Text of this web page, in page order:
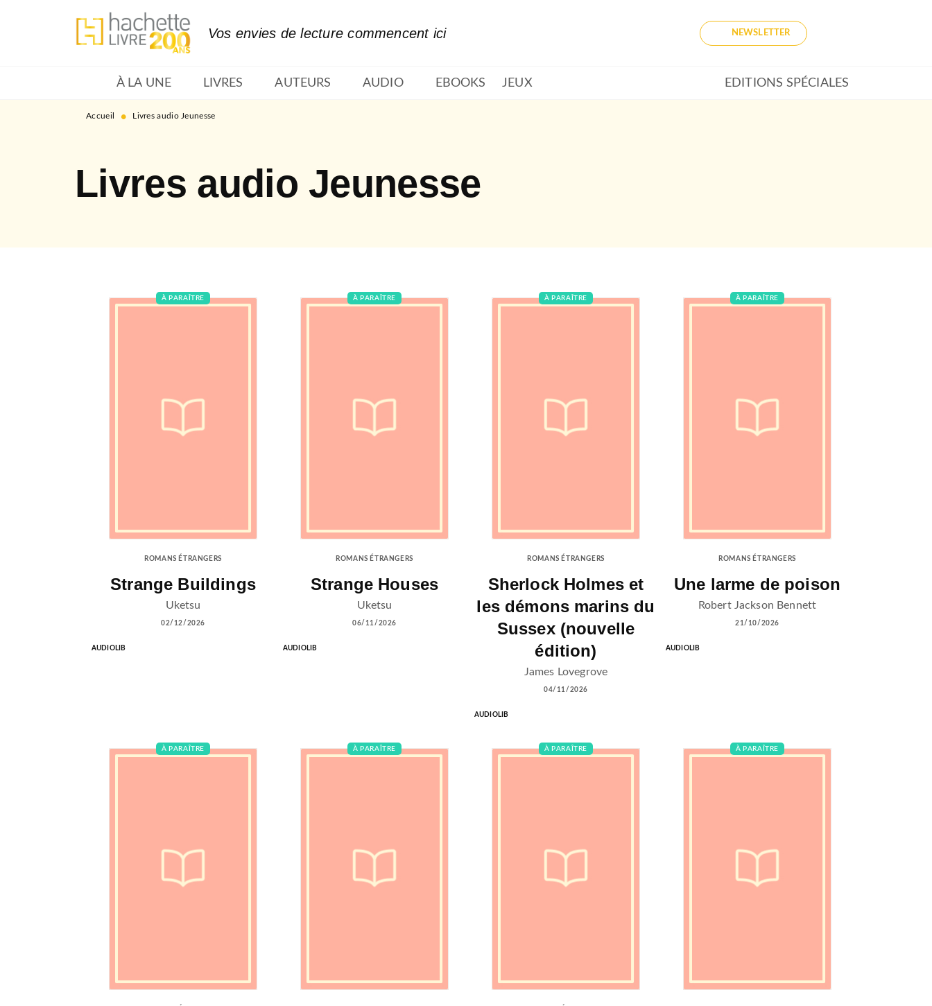
MENU RECHERCHE
Vos envies de lecture commencent ici NEWSLETTER
À LA UNE LIVRES AUTEURS AUDIO EBOOKS JEUX EDITIONS SPÉCIALES
Accueil • Livres audio Jeunesse
Livres audio Jeunesse
À PARAÎTRE
ROMANS ÉTRANGERS
Strange Buildings
Uketsu
02/12/2026
AUDIOLIB
À PARAÎTRE
ROMANS ÉTRANGERS
Strange Houses
Uketsu
06/11/2026
AUDIOLIB
À PARAÎTRE
ROMANS ÉTRANGERS
Sherlock Holmes et
les démons marins du
Sussex (nouvelle
édition)
James Lovegrove
04/11/2026
AUDIOLIB
À PARAÎTRE
ROMANS ÉTRANGERS
Une larme de poison
Robert Jackson Bennett
21/10/2026
AUDIOLIB
À PARAÎTRE À PARAÎTRE À PARAÎTRE À PARAÎTRE